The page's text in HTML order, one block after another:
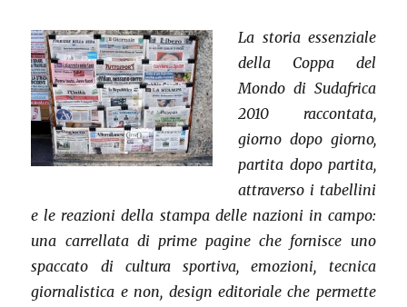
La storia essenziale
della Coppa del
Mondo di Sudafrica
2010 raccontata,
giorno dopo giorno,
partita dopo partita,
attraverso i tabellini
e le reazioni della stampa delle nazioni in campo:
una carrellata di prime pagine che fornisce uno
spaccato di cultura sportiva, emozioni, tecnica
giornalistica e non, design editoriale che permette